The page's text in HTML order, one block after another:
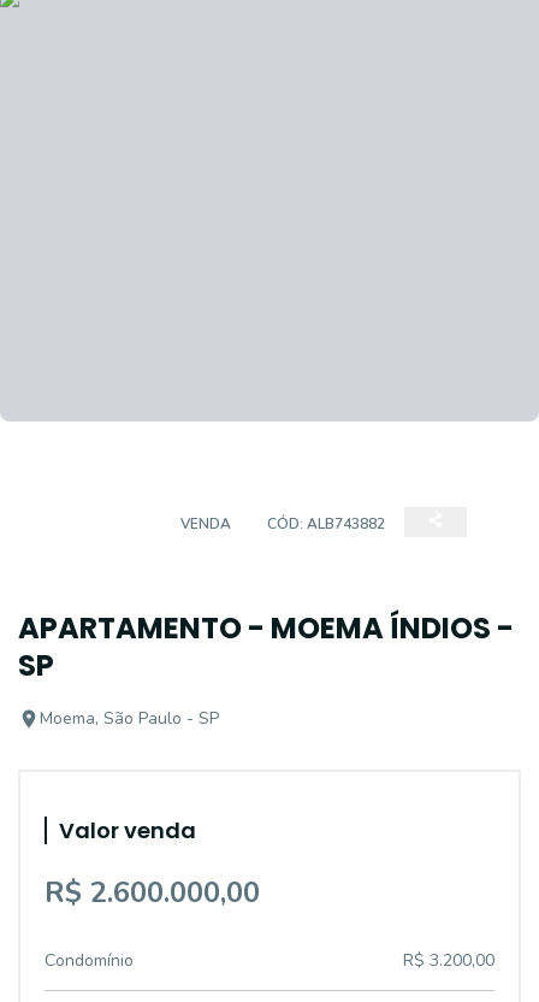
VENDA CÓD: ALB743882
APARTAMENTO - MOEMA ÍNDIOS -
SP
Moema, São Paulo - SP
Valor venda
R$ 2.600.000,00
Condomínio R$ 3.200,00